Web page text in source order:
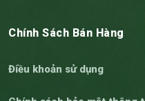
Chính Sách Bán Hàng
Điều khoản sử dụng